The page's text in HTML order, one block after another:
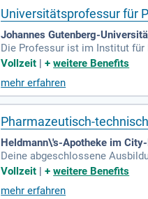
Universitätsprofessur für
Johannes Gutenberg-
Die Professur ist im Institut für
tsrichtungen des Instituts
Vollzeit |+weitere Benefits
mehr erfahren
Pharmazeutisch-
Heldmann\'s-Apotheke im
Deine abgeschlossene
rch Zuverlässigkeit und
Vollzeit |+weitere Benefits
mehr erfahren